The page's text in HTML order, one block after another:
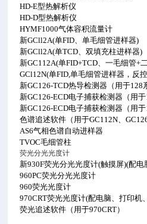
HD-E型热解析仪
HD-D型热解析仪
HYMF1000气体容积流量计
新GCll2A(单FID、单毛细管进样器)
新GCll2A(单TCD、双填充柱进样器)
新GC112A(单FID+TCD、一毛细管+
GCl12N(单FID,单毛细管进样器，反
新GC126-TCD热导检测器（用于128
新GC126-ECD电子捕获检测器（用于
新GC126-ECD电子捕获检测器（用于
色谱追述软件（用于GC112N、
AS6气相色谱自动进样器
TVOC毛细管柱
荧光分光光度计
新930F荧光分光光度计(触摸屏)(配
960PC荧光分光光度计
960荧光光度计
970CRT荧光光度计(配电脑、打印机
荧光追述软件（用于970CRT）